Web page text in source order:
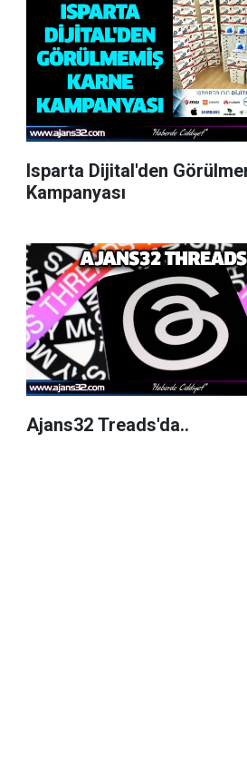
Isparta Dijital'den
Kampanyası
Ajans32 Treads'da..